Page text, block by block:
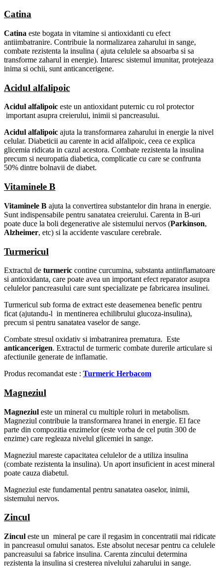
Catina
Catina este bogata in vitamine si antioxidanti cu efect
antiimbatranire. Contribuie la normalizarea zaharului in sange,
combate rezistenta la insulina ( ajuta celulele sa absoarba si sa
transforme zaharul in energie). Intaresc sistemul imunitar, protejeaza
inima si ochii, sunt anticancerigene.
Acidul alfalipoic
Acidul alfalipoic este un antioxidant puternic cu rol protector
important asupra creierului, inimii si pancreasului.
Acidul alfalipoic ajuta la transformarea zaharului in energie la nivel
celular. Diabeticii au carente in acid alfalipoic, ceea ce explica
glicemia ridicata in cazul acestora. Combate rezistenta la insulina
precum si neuropatia diabetica, complicatie cu care se confrunta
50% dintre bolnavii de diabet.
Vitaminele B
Vitaminele B ajuta la convertirea substantelor din hrana in energie.
Sunt indispensabile pentru sanatatea creierului. Carenta in B-uri
poate duce la boli degenerative ale sistemului nervos (Parkinson,
Alzheimer, etc) si la accidente vasculare cerebrale.
Turmericul
Extractul de turmeric contine curcumina, substanta antiinflamatoare
si antioxidanta, care poate avea un important efect reparator asupra
celulelor pancreasului care sunt specializate pe fabricarea insulinei.
Turmericul sub forma de extract este deasemenea benefic pentru
ficat (ajutandu-l in mentinerea echilibrului glucoza-insulina),
precum si pentru sanatatea vaselor de sange.
Combate stresul oxidativ si imbatranirea prematura. Este
anticancerigen. Extractul de turmeric combate durerile articulare si
afectiunile generate de inflamatie.
Produs recomandat este : Turmeric Herbacom
Magneziul
Magneziul este un mineral cu multiple roluri in metabolism.
Magneziul contribuie la transformarea hranei in energie. El face
parte din compozitia enzimelor (este vorba de cel putin 300 de
enzime) care regleaza nivelul glicemiei in sange.
Magneziul mareste capacitatea celulelor de a utiliza insulina
(combate rezistenta la insulina). Un aport insuficient in acest mineral
poate cauza diabetul.
Magneziul este fundamental pentru sanatatea oaselor, inimii,
sistemului nervos.
Zincul
Zincul este un mineral pe care il regasim in concentratii mai ridicate
in pancreasul omului sanatos. Este absolut necesar pentru ca celulele
pancreasului sa fabrice insulina. Carenta zincului determina
rezistenta la insulina si cresterea nivelului zaharului in sange.